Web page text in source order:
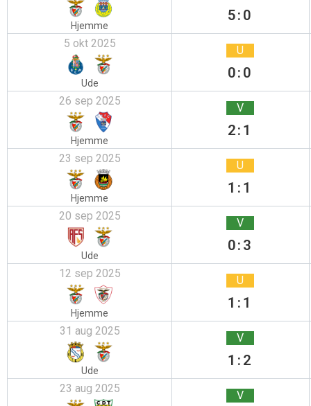
Hjemme
5:0
5 okt 2025
Ude
U
0:0
26 sep 2025
Hjemme
V
2:1
23 sep 2025
Hjemme
U
1:1
20 sep 2025
Ude
V
0:3
12 sep 2025
Hjemme
U
1:1
31 aug 2025
Ude
V
1:2
23 aug 2025 V